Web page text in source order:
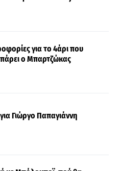
για το 4άρι που
πάρει ο Μπαρτζώκας
Γιώργο Παπαγιάννη